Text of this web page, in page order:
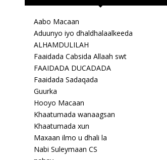
Aabo Macaan
Aduunyo iyo dhaldhalaalkeeda
ALHAMDULILAH
Faaidada Cabsida Allaah swt
FAAIDADA DUCADADA
Faaidada Sadaqada
Guurka
Hooyo Macaan
Khaatumada wanaagsan
Khaatumada xun
Maxaan ilmo u dhali la
Nabi Suleymaan CS